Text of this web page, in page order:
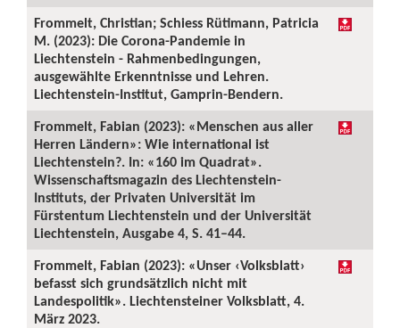
Frommelt, Christian; Schiess Rütimann, Patricia
M. (2023): Die Corona-Pandemie in
Liechtenstein - Rahmenbedingungen,
ausgewählte Erkenntnisse und Lehren.
Liechtenstein-Institut, Gamprin-Bendern.
Frommelt, Fabian (2023): «Menschen aus aller
Herren Ländern»: Wie international ist
Liechtenstein?. In: «160 im Quadrat».
Wissenschaftsmagazin des Liechtenstein-
Instituts, der Privaten Universität im
Fürstentum Liechtenstein und der Universität
Liechtenstein, Ausgabe 4, S. 41–44.
Frommelt, Fabian (2023): «Unser ‹Volksblatt›
befasst sich grundsätzlich nicht mit
Landespolitik». Liechtensteiner Volksblatt, 4.
März 2023.